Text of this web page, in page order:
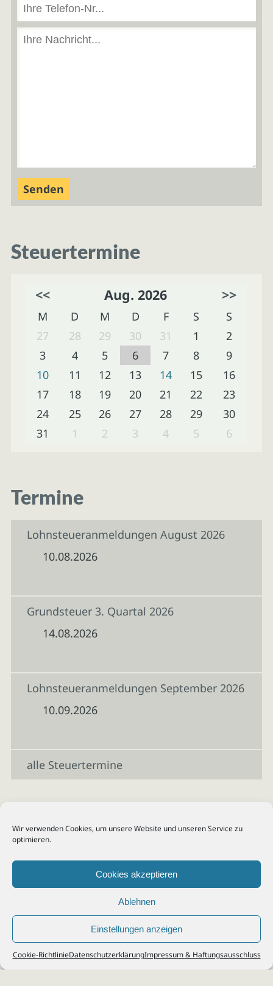
Wir verwenden Cookies, um unsere Website und unseren Service zu
optimieren.
Cookies akzeptieren
Ablehnen
Einstellungen anzeigen
Cookie-RichtlinieDatenschutzerklärungImpressum & Haftungsausschluss
Steuertermine
<< Aug. 2026 >>
M D M D F S
S
27
28 29 30 31 1
2
3
4 5 6 7 8
9
10
11 12 13 14 15
16
17
18 19 20 21 22
23
24
25 26 27 28 29
30
31
1 2 3 4 5 6
Termine
Lohnsteueranmeldungen August 2026
10.08.2026
Grundsteuer 3. Quartal 2026
14.08.2026
Lohnsteueranmeldungen September 2026
10.09.2026
alle Steuertermine
© 2026Steuerberater Kempf, Köln - Steuerberatung Poll, Porz, Deutz, Mülheim,